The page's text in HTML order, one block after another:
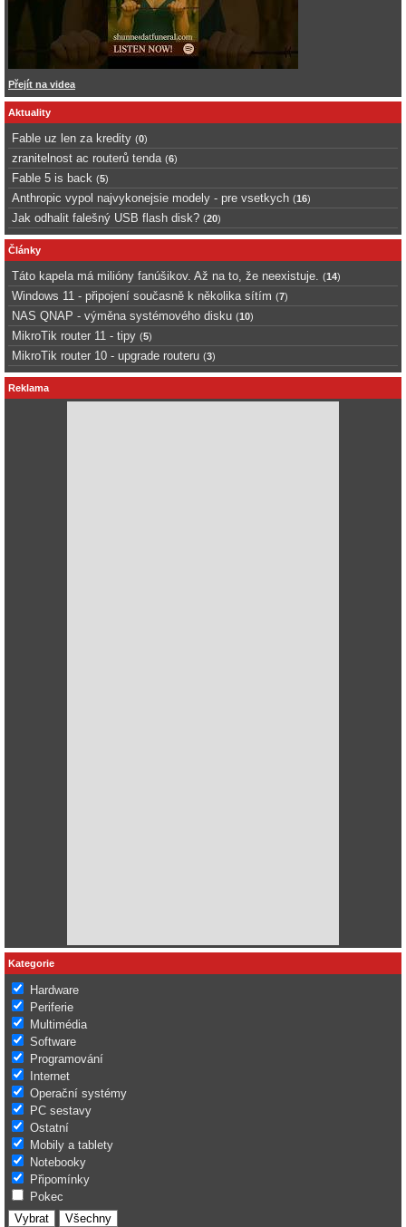
Přejít na videa
Aktuality
Fable uz len za kredity (0)
zranitelnost ac routerů tenda (6)
Fable 5 is back (5)
Anthropic vypol najvykonejsie modely - pre vsetkych (16)
Jak odhalit falešný USB flash disk? (20)
Články
Táto kapela má milióny fanúšikov. Až na to, že neexistuje. (14)
Windows 11 - připojení současně k několika sítím (7)
NAS QNAP - výměna systémového disku (10)
MikroTik router 11 - tipy (5)
MikroTik router 10 - upgrade routeru (3)
Reklama
Kategorie
Hardware
Periferie
Multimédia
Software
Programování
Internet
Operační systémy
PC sestavy
Ostatní
Mobily a tablety
Notebooky
Připomínky
Pokec